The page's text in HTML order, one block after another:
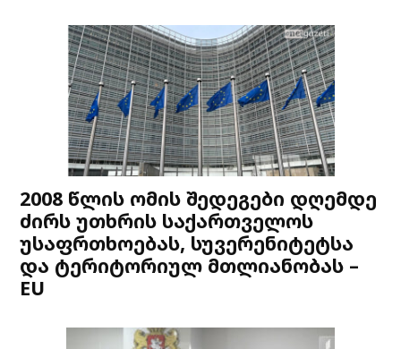
2008 წლის ომის შედეგები დღემდე
ძირს უთხრის საქართველოს
უსაფრთხოებას, სუვერენიტეტსა
და ტერიტორიულ მთლიანობას –
EU